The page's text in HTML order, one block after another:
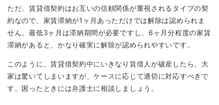
ただ、賃貸借契約はお互いの信頼関係が重視されるタイプの契
約なので、家賃滞納が1ヶ月あっただけでは解除は認められま
せん。最低3ヶ月は滞納期間が必要ですし、6ヶ月分程度の家賃
滞納があると、かなり確実に解除が認められやすいです。
このように、賃貸借契約中にいきなり賃借人が破産したら、大
家は驚いてしまいますが、ケースに応じて適切に対応すべきで
す。困ったときには弁護士に相談しましょう。